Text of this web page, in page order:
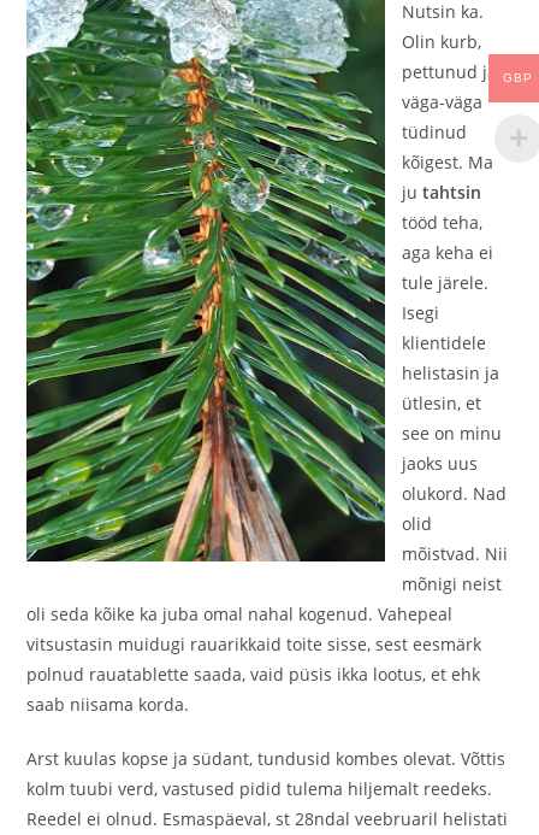
Nutsin ka.
Olin kurb,
pettunud ja
väga-väga
tüdinud
kõigest. Ma
jutahtsin
tööd teha,
aga keha ei
tule järele.
Isegi
klientidele
helistasin ja
ütlesin, et
see on minu
jaoks uus
olukord. Nad
olid
mõistvad. Nii
mõnigi neist
oli seda kõike ka juba omal nahal kogenud. Vahepeal
vitsustasin muidugi rauarikkaid toite sisse, sest eesmärk
polnud rauatablette saada, vaid püsis ikka lootus, et ehk
saab niisama korda.
Arst kuulas kopse ja südant, tundusid kombes olevat. Võttis
kolm tuubi verd, vastused pidid tulema hiljemalt reedeks.
Reedel ei olnud. Esmaspäeval, st 28ndal veebruaril helistati
GBP